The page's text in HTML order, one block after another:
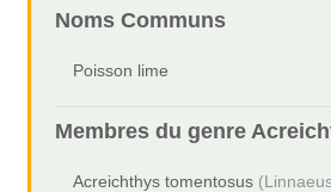
Noms Communs
Poisson lime
Membres du genre
Acreichthys tomentosus